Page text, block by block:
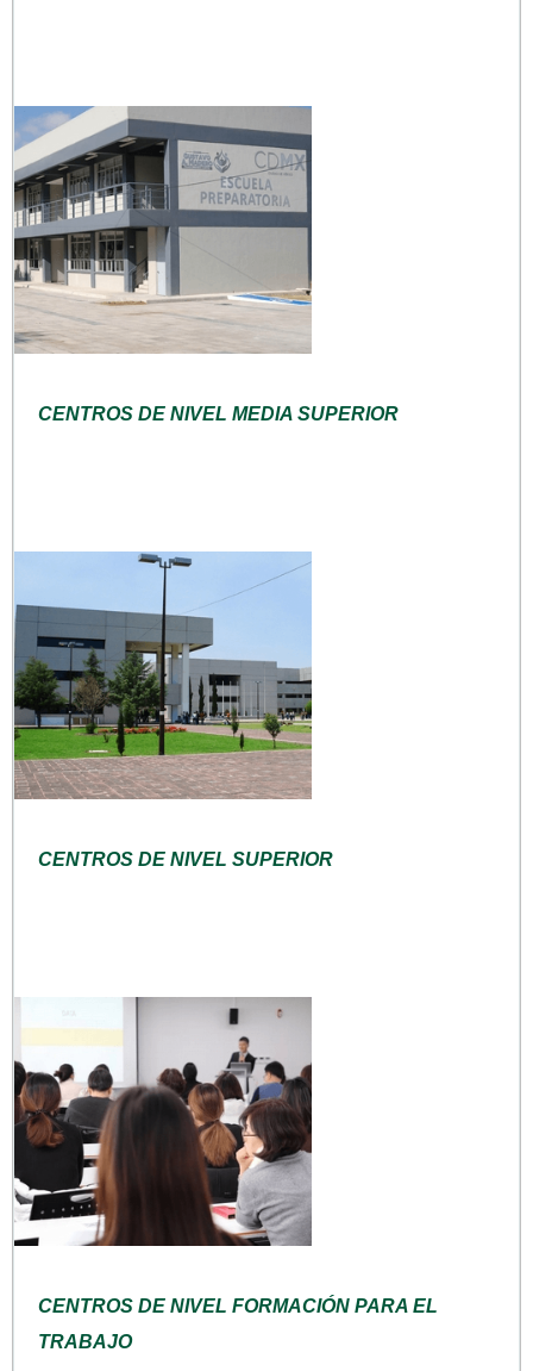
CENTROS DE NIVEL MEDIA SUPERIOR
CENTROS DE NIVEL SUPERIOR
CENTROS DE NIVEL FORMACIÓN PARA EL
TRABAJO